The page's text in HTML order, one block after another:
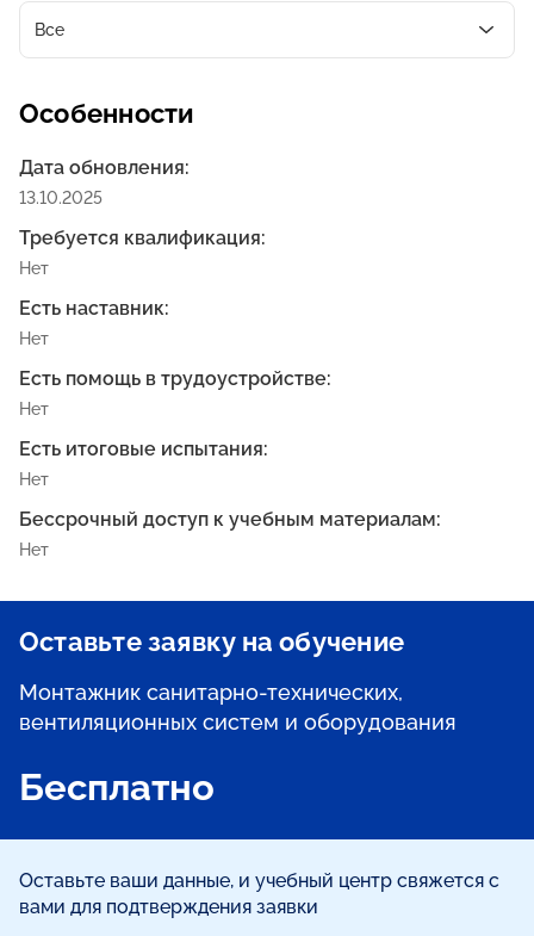
Все
Особенности
Дата обновления:
13.10.2025
Требуется квалификация:
Нет
Есть наставник:
Нет
Есть помощь в трудоустройстве:
Нет
Есть итоговые испытания:
Нет
Бессрочный доступ к учебным материалам:
Нет
Оставьте заявку на обучение
Монтажник санитарно-технических,
вентиляционных систем и оборудования
Бесплатно
Оставьте ваши данные, и учебный центр свяжется с
вами для подтверждения заявки